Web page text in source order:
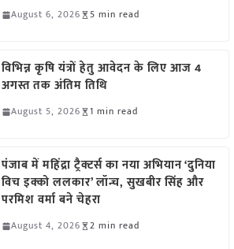
August 6, 2026 5 min read
विभिन्न कृषि यंत्रों हेतु आवेदन के लिए आज 4
अगस्त तक अंतिम तिथि
August 5, 2026 1 min read
पंजाब में महिंद्रा ट्रैक्टर्स का नया अभियान ‘दुनिया
विच इक्को ललकार’ लॉन्च, सुखबीर सिंह और
परमिश वर्मा बने चेहरा
August 4, 2026 2 min read